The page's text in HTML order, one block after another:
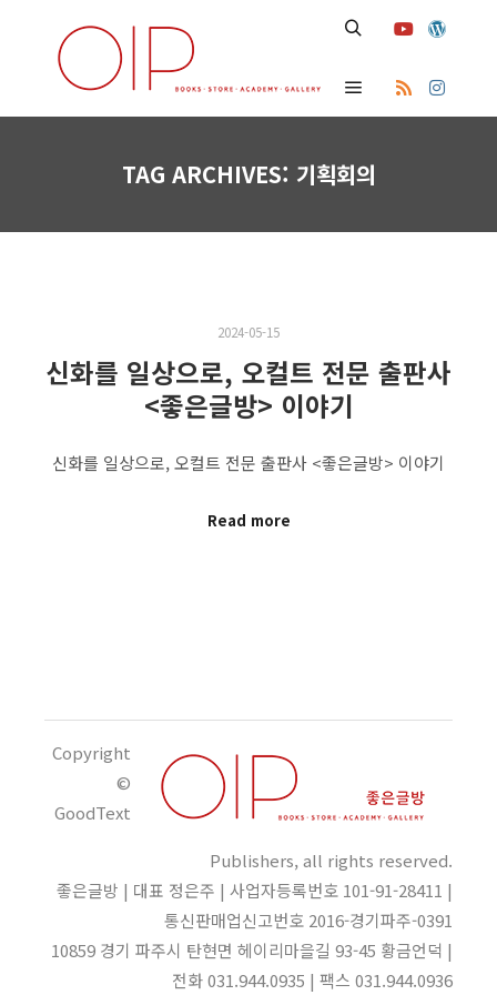
Main menu
TAG ARCHIVES: 기획회의
2024-05-15
신화를 일상으로, 오컬트 전문 출판사
<좋은글방> 이야기
신화를 일상으로, 오컬트 전문 출판사 <좋은글방> 이야기
Read more
Copyright
©
GoodText
Publishers, all rights reserved.
좋은글방 | 대표 정은주 | 사업자등록번호 101-91-28411 |
통신판매업신고번호 2016-경기파주-0391
10859 경기 파주시 탄현면 헤이리마을길 93-45 황금언덕 |
전화 031.944.0935 | 팩스 031.944.0936